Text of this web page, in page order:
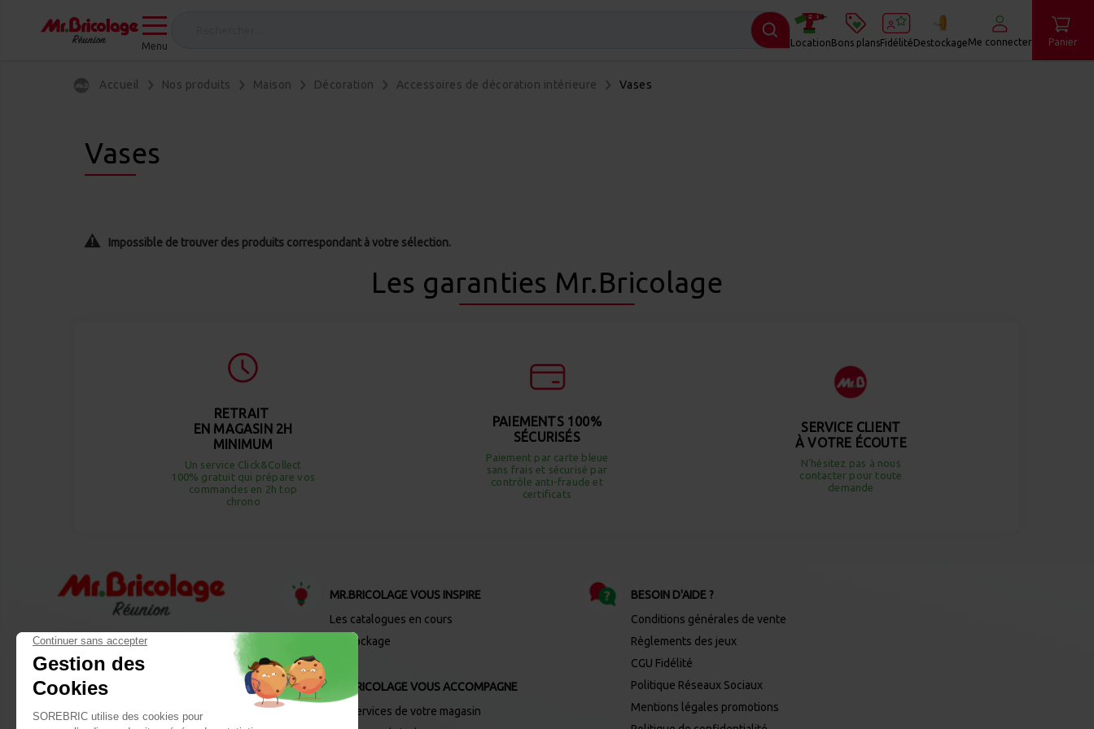
Menu LocationBons plansFidélitéDestockageMe connecter Panier
Accueil Nos produits Maison Décoration Accessoires de décoration intérieure Vases
Vases
Impossible de trouver des produits correspondant à votre sélection.
Les garanties Mr.Bricolage
RETRAIT
EN MAGASIN 2H
MINIMUM
Un service Click&Collect
100% gratuit qui prépare vos
commandes en 2h top
chrono
PAIEMENTS 100%
SÉCURISÉS
Paiement par carte bleue
sans frais et sécurisé par
contrôle anti-fraude et
certificats
SERVICE CLIENT
À VOTRE ÉCOUTE
N’hésitez pas à nous
contacter pour toute
demande
MR.BRICOLAGE VOUS INSPIRE
Les catalogues en cours
Destockage
MR.BRICOLAGE VOUS ACCOMPAGNE
Les services de votre magasin
BESOIN D'AIDE ?
Conditions générales de vente
Règlements des jeux
CGU Fidélité
Politique Réseaux Sociaux
Mentions légales promotions